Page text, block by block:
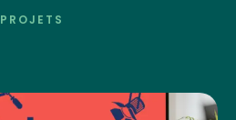
PROJETS